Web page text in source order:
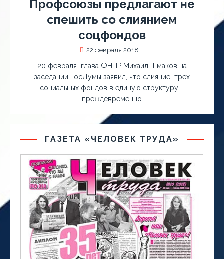
Профсоюзы предлагают не
спешить со слиянием
соцфондов
22 февраля 2018
20 февраля глава ФНПР Михаил Шмаков на
заседании ГосДумы заявил, что слияние трех
социальных фондов в единую структуру –
преждевременно
ГАЗЕТА «ЧЕЛОВЕК ТРУДА»